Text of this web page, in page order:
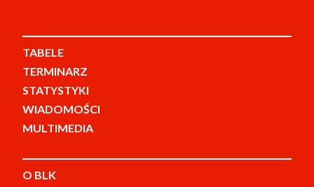
TABELE
TERMINARZ
STATYSTYKI
WIADOMOŚCI
MULTIMEDIA
O BLK